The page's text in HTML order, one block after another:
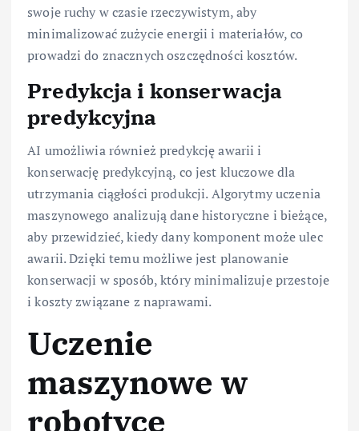
swoje ruchy w czasie rzeczywistym, aby
minimalizować zużycie energii i materiałów, co
prowadzi do znacznych oszczędności kosztów.
Predykcja i konserwacja
predykcyjna
AI umożliwia również predykcję awarii i
konserwację predykcyjną, co jest kluczowe dla
utrzymania ciągłości produkcji. Algorytmy uczenia
maszynowego analizują dane historyczne i bieżące,
aby przewidzieć, kiedy dany komponent może ulec
awarii. Dzięki temu możliwe jest planowanie
konserwacji w sposób, który minimalizuje przestoje
i koszty związane z naprawami.
Uczenie
maszynowe w
robotyce